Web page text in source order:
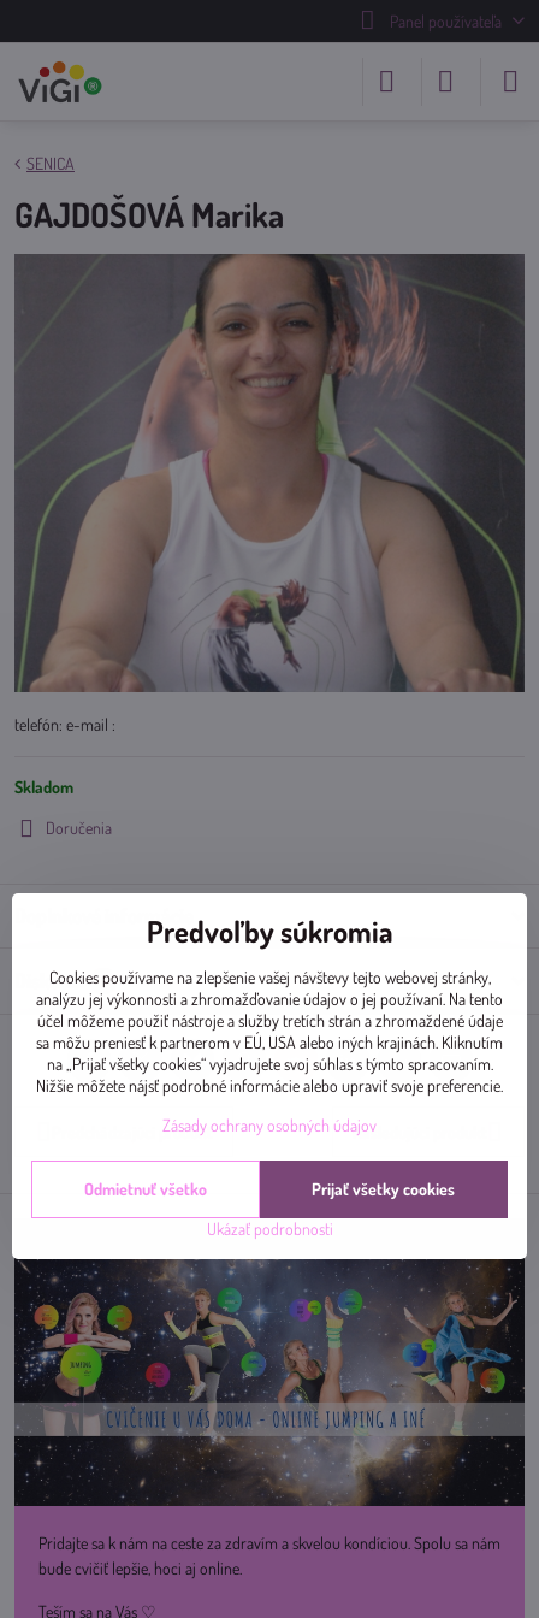
Panel používateľa
SENICA
GAJDOŠOVÁ Marika
telefón: e-mail :
Skladom
Doručenia
Doplnkové informácie
Diskusia 0
FacebookTwitter BlueskyPinterestReddit LinkedInWhatsApp
E-
mail
Predchádzajúci produkt Nasledujúci produkt
Pridajte sa k nám na ceste za zdravím a skvelou kondíciou. Spolu sa nám
bude cvičiť lepšie, hoci aj online.
Teším sa na Vás ♡
Predvoľby súkromia
Cookies používame na zlepšenie vašej návštevy tejto webovej stránky,
analýzu jej výkonnosti a zhromažďovanie údajov o jej používaní. Na tento
účel môžeme použiť nástroje a služby tretích strán a zhromaždené údaje
sa môžu preniesť k partnerom v EÚ, USA alebo iných krajinách. Kliknutím
na „Prijať všetky cookies“ vyjadrujete svoj súhlas s týmto spracovaním.
Nižšie môžete nájsť podrobné informácie alebo upraviť svoje preferencie.
Zásady ochrany osobných údajov
Ukázať podrobnosti
Prijať všetky cookies
Odmietnuť všetko